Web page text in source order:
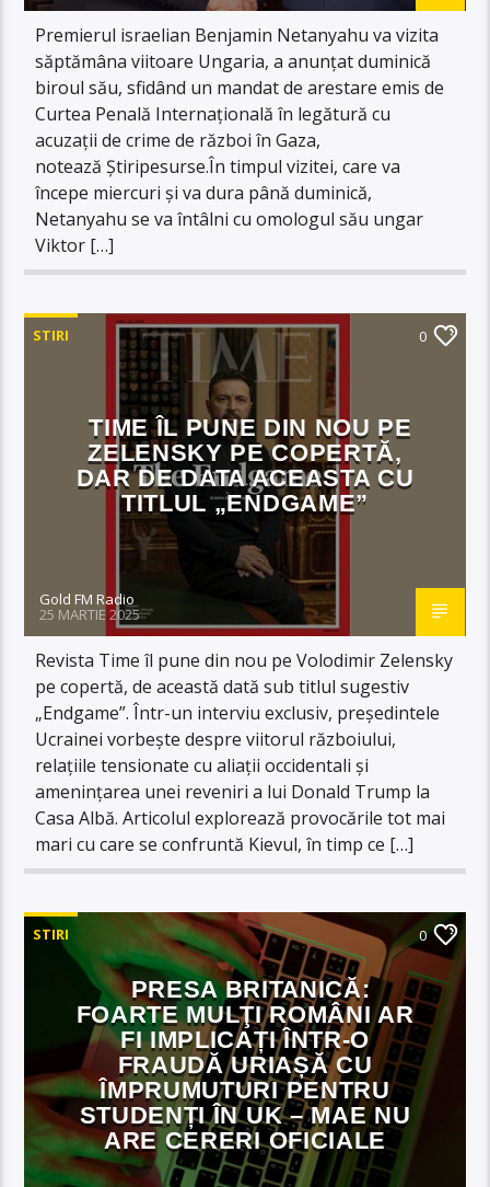
Premierul israelian Benjamin Netanyahu va vizita
săptămâna viitoare Ungaria, a anunțat duminică
biroul său, sfidând un mandat de arestare emis de
Curtea Penală Internațională în legătură cu
acuzații de crime de război în Gaza,
notează Știripesurse.În timpul vizitei, care va
începe miercuri și va dura până duminică,
Netanyahu se va întâlni cu omologul său ungar
Viktor […]
STIRI 0
TIME ÎL PUNE DIN NOU PE
ZELENSKY PE COPERTĂ,
DAR DE DATA ACEASTA CU
TITLUL „ENDGAME”
Gold FM Radio
25 MARTIE 2025
Revista Time îl pune din nou pe Volodimir Zelensky
pe copertă, de această dată sub titlul sugestiv
„Endgame”. Într-un interviu exclusiv, președintele
Ucrainei vorbește despre viitorul războiului,
relațiile tensionate cu aliații occidentali și
amenințarea unei reveniri a lui Donald Trump la
Casa Albă. Articolul explorează provocările tot mai
mari cu care se confruntă Kievul, în timp ce […]
STIRI 0
PRESA BRITANICĂ:
FOARTE MULŢI ROMÂNI AR
FI IMPLICAȚI ÎNTR-O
FRAUDĂ URIAȘĂ CU
ÎMPRUMUTURI PENTRU
STUDENȚI ÎN UK – MAE NU
ARE CERERI OFICIALE